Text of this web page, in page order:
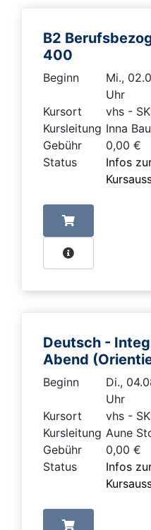
B2
400
Beginn
Mi.,
Uhr
Kursort
vhs -
Kursleitung Inna
Gebühr
0,00 €
Status
Infos
Deutsch -
Abend
Beginn
Di.,
Uhr
Kursort
vhs -
Kursleitung Aune
Gebühr
0,00 €
Status
Infos